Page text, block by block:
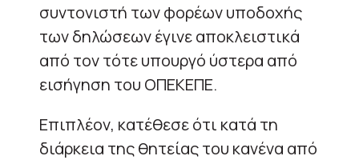
συντονιστή των φορέων υποδοχής
των δηλώσεων έγινε αποκλειστικά
από τον τότε υπουργό ύστερα από
εισήγηση του ΟΠΕΚΕΠΕ.
Επιπλέον, κατέθεσε ότι κατά τη
διάρκεια της θητείας του κανένα από